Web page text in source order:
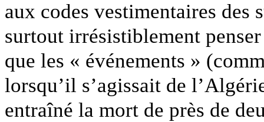
aux codes vestimentaires
surtout irrésistiblement
que les « événements »
lorsqu’il s’agissait de
entraîné la mort de près de